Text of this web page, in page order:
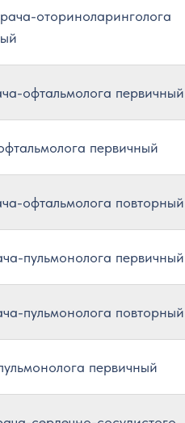
оториноларинголога
офтальмолога первичный
первичный
офтальмолога повторный
пульмонолога первичный
пульмонолога повторный
первичный